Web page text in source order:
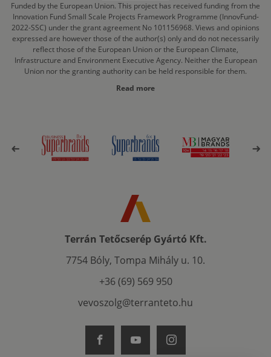
Funded by the European Union. This project has received funding from the
Innovation Fund Small Scale Projects Framework Programme (InnovFund-
2022-SSC) under the grant agreement No 101156968. Views and opinions
expressed are however those of the author(s) only and do not necessarily
reflect those of the European Union or the European Climate,
Infrastructure and Environment Executive Agency. Neither the European
Union nor the granting authority can be held responsible for them.
Read more
Terrán Tetőcserép Gyártó Kft.
7754 Bóly, Tompa Mihály u. 10.
+36 (69) 569 950
vevoszolg@terranteto.hu